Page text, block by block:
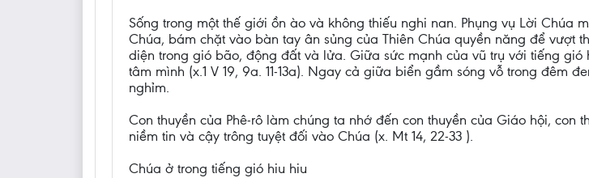
Sống trong một thế giới ồn ào và không thiếu nghi nan. Phụng vụ Lời
Chúa, bám chặt vào bàn tay ân sủng của Thiên Chúa quyền năng để vượt
diện trong gió bão, động đất và lửa. Giữa sức mạnh của vũ trụ với tiếng
tâm mình (x.1 V 19, 9a. 11-13a). Ngay cả giữa biển gầm sóng vỗ trong đêm
nghỉm.
Con thuyền của Phê-rô làm chúng ta nhớ đến con thuyền của Giáo hội,
niềm tin và cậy trông tuyệt đối vào Chúa (x. Mt 14, 22-33 ).
Chúa ở trong tiếng gió hiu hiu